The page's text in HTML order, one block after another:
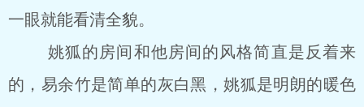
一眼就能看清全貌。
姚狐的房间和他房间的风格简直是反着来
的，易余竹是简单的灰白黑，姚狐是明朗的暖色